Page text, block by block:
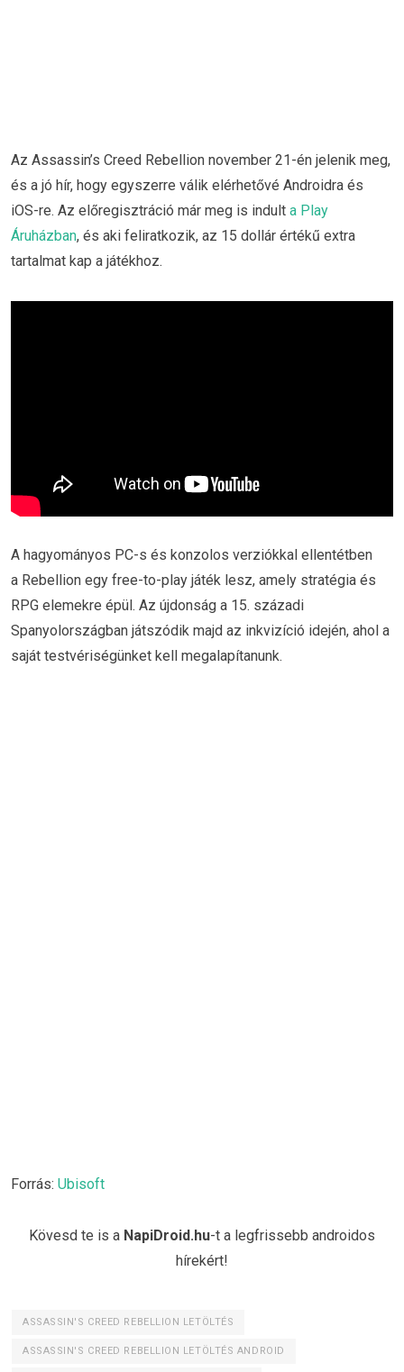
Az Assassin’s Creed Rebellion november 21-én jelenik meg,
és a jó hír, hogy egyszerre válik elérhetővé Androidra és
iOS-re. Az előregisztráció már meg is indult a Play
Áruházban, és aki feliratkozik, az 15 dollár értékű extra
tartalmat kap a játékhoz.
A hagyományos PC-s és konzolos verziókkal ellentétben
a Rebellion egy free-to-play játék lesz, amely stratégia és
RPG elemekre épül. Az újdonság a 15. századi
Spanyolországban játszódik majd az inkvizíció idején, ahol a
saját testvériségünket kell megalapítanunk.
Forrás: Ubisoft
Kövesd te is a NapiDroid.hu-t a legfrissebb androidos
hírekért!
ASSASSIN'S CREED REBELLION LETÖLTÉS
ASSASSIN'S CREED REBELLION LETÖLTÉS ANDROID